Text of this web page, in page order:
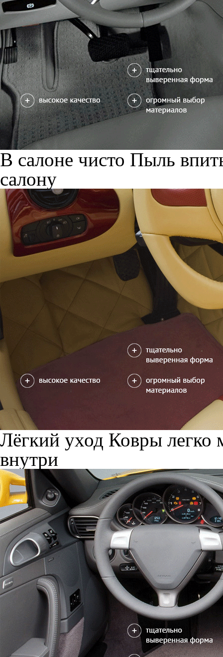
В салоне чисто Пыль
салону
Лёгкий уход Ковры легко
внутри